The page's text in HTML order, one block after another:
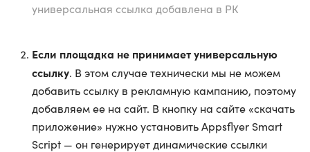
универсальная ссылка добавлена в РК
Если площадка не принимает универсальную
ссылку. В этом случае технически мы не можем
добавить ссылку в рекламную кампанию, поэтому
добавляем ее на сайт. В кнопку на сайте «скачать
приложение» нужно установить Appsflyer Smart
Script — он генерирует динамические ссылки